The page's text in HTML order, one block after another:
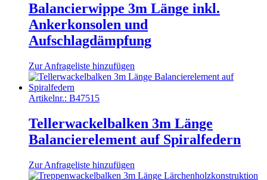
Balancierwippe 3m Länge inkl.
Ankerkonsolen und
Aufschlagdämpfung
Zur Anfrageliste hinzufügen
Artikelnr.: B47515
Tellerwackelbalken 3m Länge
Balancierelement auf Spiralfedern
Zur Anfrageliste hinzufügen